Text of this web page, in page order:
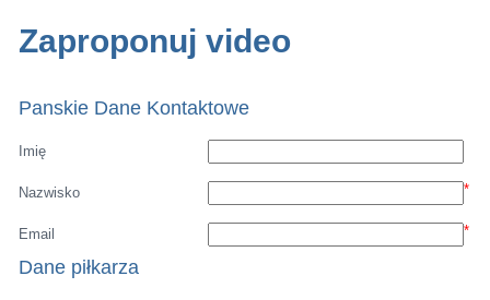
Zaproponuj video
Panskie Dane Kontaktowe
Imię
Nazwisko *
Email *
Dane piłkarza